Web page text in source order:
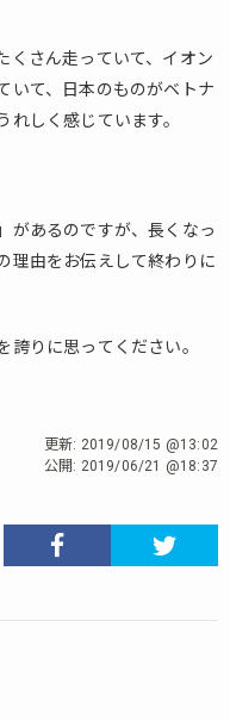
くさん走っていて、イオン
いて、日本のものがベトナ
しく感じています。
があるのですが、長くなっ
理由をお伝えして終わりに
りに思ってください。
更新: 2019/08/15 @13:02
公開: 2019/06/21 @18:37